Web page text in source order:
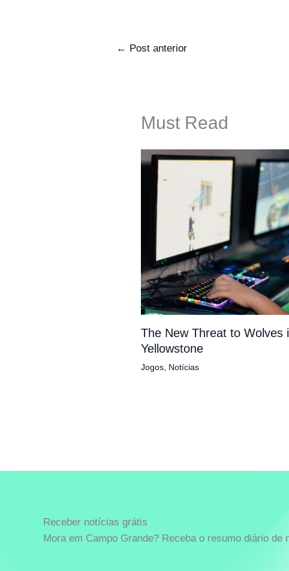
← Post anterior
Must Read
The New Threat to Wolves
Yellowstone
Jogos, Notícias
Receber notícias grátis
Mora em Campo Grande? Receba o resumo diário de